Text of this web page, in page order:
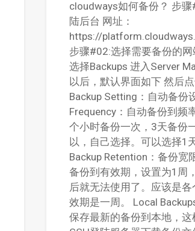
cloudways如何备份？ 步
陆后台 网址：
https://
步骤#02:选择需要备份的
选择Backups 进入Server
以后，默认界面如下 然后
Backup Setting：自动备份
Frequency：自动备份到频
个小时备份一次，3天备份
以，自己选择。可以选择1
Backup Retention：备份宽
备份到有效期，设置为1周
后就无法使用了。应该是
效期是一周。 Local
保存最新的备份到本地，这